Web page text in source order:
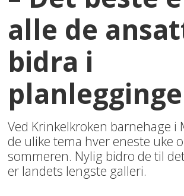
alle de
bidra i
Ved Krinkelkroken barnehage i
de ulike tema hver eneste uke
sommeren. Nylig bidro de til
er landets lengste galleri.